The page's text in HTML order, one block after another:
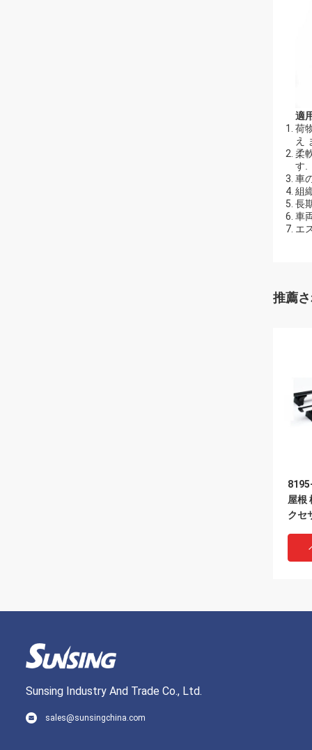
適
荷
え
柔
す.
車
組
長
車
エ
推薦
屋根
クセ
Sunsing Industry And Trade Co., Ltd.
sales@sunsingchina.com